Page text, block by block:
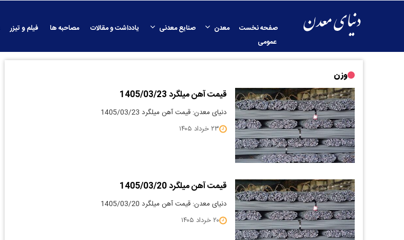
صفحه نخست معدن صنایع معدنی یادداشت و مقالات مصاحبه ها فیلم و تیزر
عمومی
وزن
قیمت آهن میلگرد 1405/03/23
دنیای معدن: قیمت آهن میلگرد 1405/03/23
۲۳ خرداد ۱۴۰۵
قیمت آهن میلگرد 1405/03/20
دنیای معدن: قیمت آهن میلگرد 1405/03/20
۲۰ خرداد ۱۴۰۵